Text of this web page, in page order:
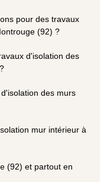
pour des travaux
(92) ?
d'isolation des
des murs
mur intérieur à
(92) et partout en